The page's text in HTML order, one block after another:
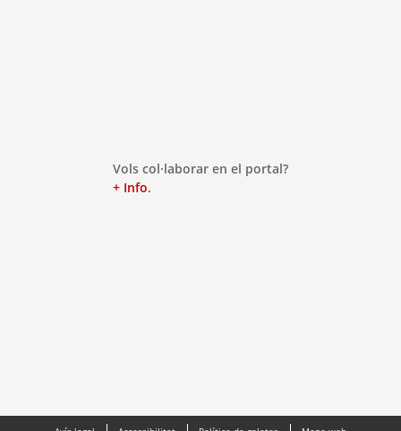
Vols col·laborar en el portal?
+ Info.